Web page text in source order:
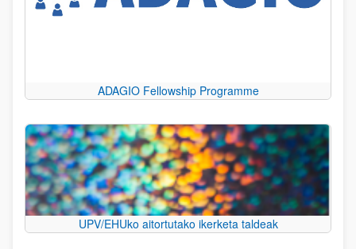
ADAGIO Fellowship Programme
UPV/EHUko aitortutako ikerketa taldeak